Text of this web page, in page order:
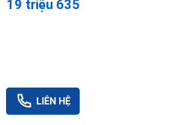
19 triệu 635
LIÊN HỆ